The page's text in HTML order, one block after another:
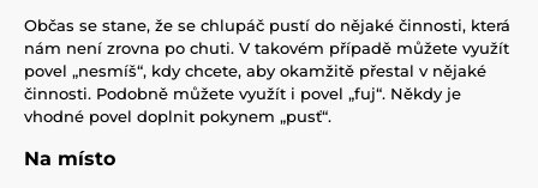
Občas se stane, že se chlupáč pustí do nějaké činnosti, která
nám není zrovna po chuti. V takovém případě můžete využít
povel „nesmíš“, kdy chcete, aby okamžitě přestal v nějaké
činnosti. Podobně můžete využít i povel „fuj“. Někdy je
vhodné povel doplnit pokynem „pusť“.
Na místo